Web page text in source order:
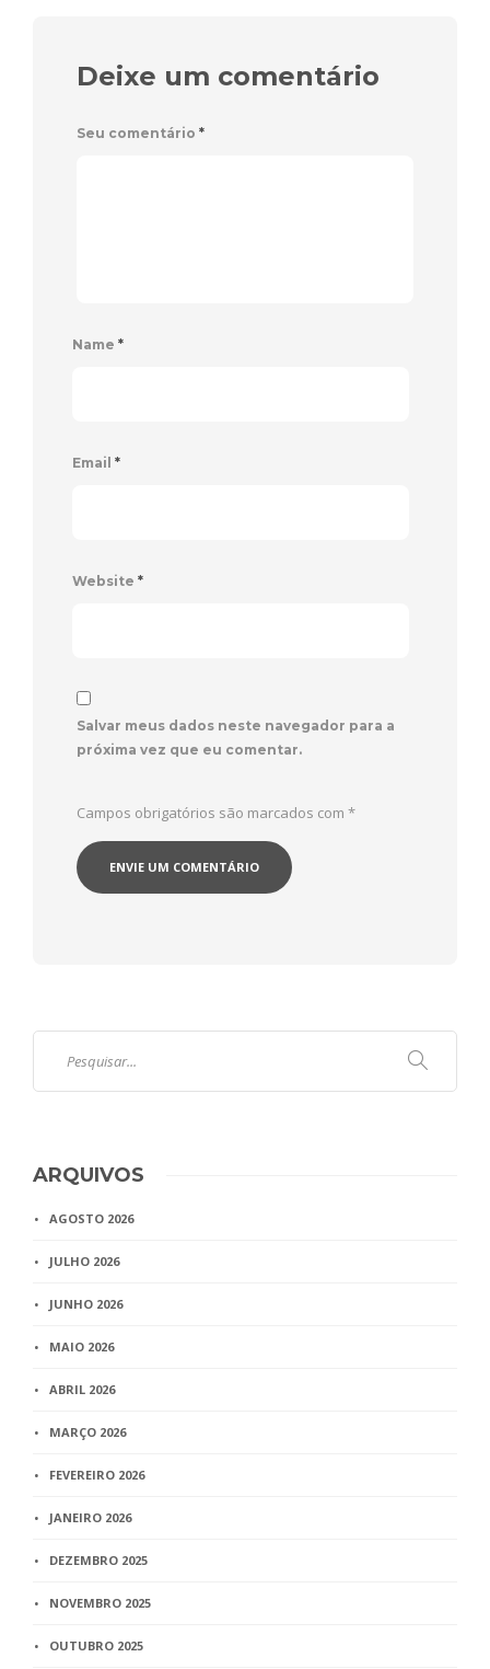
Deixe um comentário
Seu comentário *
Name *
Email *
Website *
Salvar meus dados neste navegador para a
próxima vez que eu comentar.
Campos obrigatórios são marcados com *
ARQUIVOS
AGOSTO 2026
JULHO 2026
JUNHO 2026
MAIO 2026
ABRIL 2026
MARÇO 2026
FEVEREIRO 2026
JANEIRO 2026
DEZEMBRO 2025
NOVEMBRO 2025
OUTUBRO 2025